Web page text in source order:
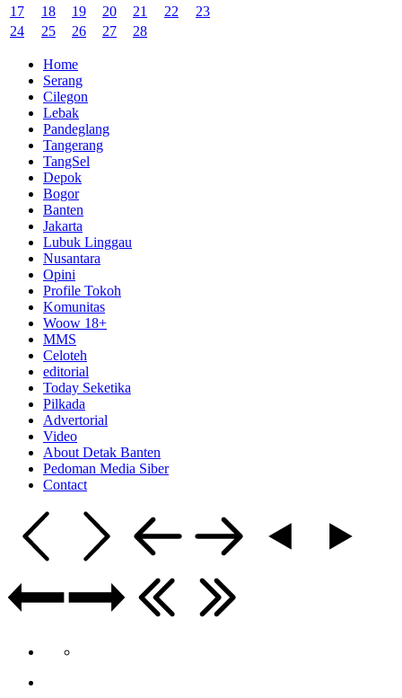
17
18 19 20 21 22
23
24
25 26 27 28
Home
Serang
Cilegon
Lebak
Pandeglang
Tangerang
TangSel
Depok
Bogor
Banten
Jakarta
Lubuk Linggau
Nusantara
Opini
Profile Tokoh
Komunitas
Woow 18+
MMS
Celoteh
editorial
Today Seketika
Pilkada
Advertorial
Video
About Detak Banten
Pedoman Media Siber
Contact